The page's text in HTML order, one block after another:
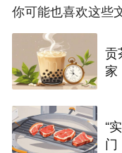
你可能也喜欢这些
贡
家
“
门